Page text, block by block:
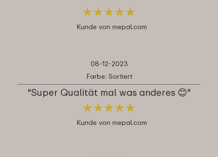
★★★★★
★★★★★
Kunde von mepal.com
08-12-2023
Farbe: Sortiert
"Super Qualität mal was anderes 😊"
★★★★★
★★★★★
Kunde von mepal.com